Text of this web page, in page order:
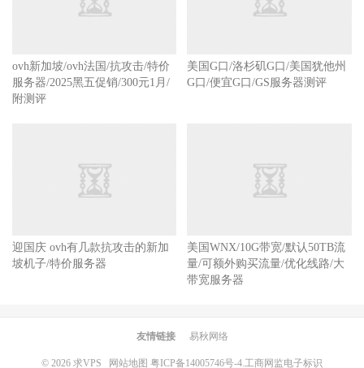
ovh新加坡/ovh法国/抗攻击/特价
服务器/2025黑五促销/300元1月/
附测评
美国G口/洛杉矶G口/美国犹他州
G口/便宜G口/GS服务器测评
迎国庆 ovh有几款抗攻击的新加
坡机子/特价服务器
美国WNX/10G带宽/默认50TB流
量/可额外购买流量/优化线路/大
带宽服务器
友情链接 易秋网络
© 2026 求VPS 网站地图 粤ICP备14005746号-4.工商网监电子标识